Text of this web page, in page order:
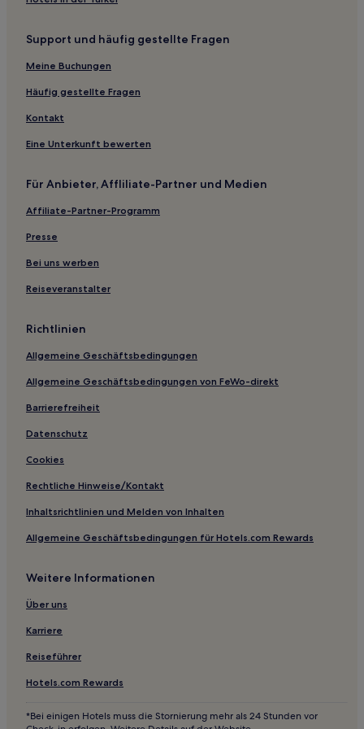
Württemberg
Haustierfreundliche in Reutlingen
Haustierfreundliche in Ostfildern
Haustierfreundliche nahe Hammetweil
Ulm Hotels
Göppingen Hotels
Hotels nahe Ulm-Messe
Hotels nahe Bahnhof Königsbronn
Support und häufig gestellte Fragen
Meine Buchungen
Häufig gestellte Fragen
Kontakt
Eine Unterkunft bewerten
Für Anbieter, Affliliate-Partner und Medien
Affiliate-Partner-Programm
Presse
Bei uns werben
Reiseveranstalter
Richtlinien
Allgemeine Geschäftsbedingungen
Allgemeine Geschäftsbedingungen von FeWo-direkt
Barrierefreiheit
Datenschutz
Cookies
Rechtliche Hinweise/Kontakt
Inhaltsrichtlinien und Melden von Inhalten
Allgemeine Geschäftsbedingungen für Hotels.com Rewards
Weitere Informationen
Über uns
Karriere
Reiseführer
Hotels.com Rewards
*Bei einigen Hotels muss die Stornierung mehr als 24 Stunden vor